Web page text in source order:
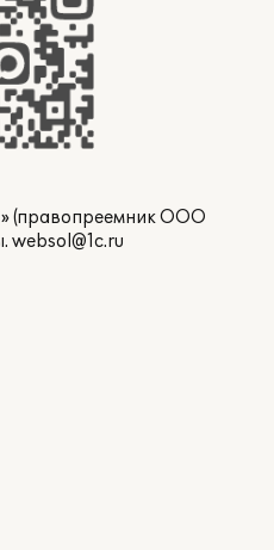
(правопреемник ООО
websol@1c.ru